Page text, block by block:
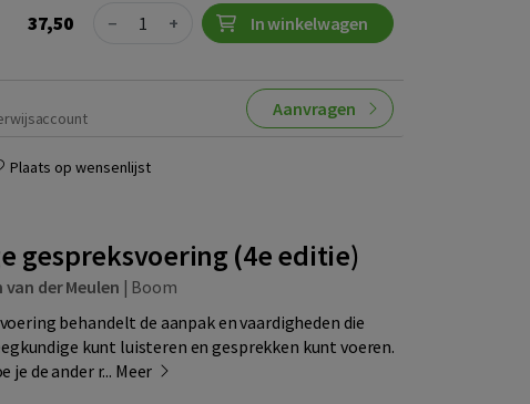
37,50 Quantity
− + In winkelwagen
Aanvragen
Plaats op wensenlijst
gespreksvoering (4e editie)
van der Meulen | Boom
behandelt de aanpak en vaardigheden die
kunt luisteren en gesprekken kunt voeren.
je de ander r... Meer